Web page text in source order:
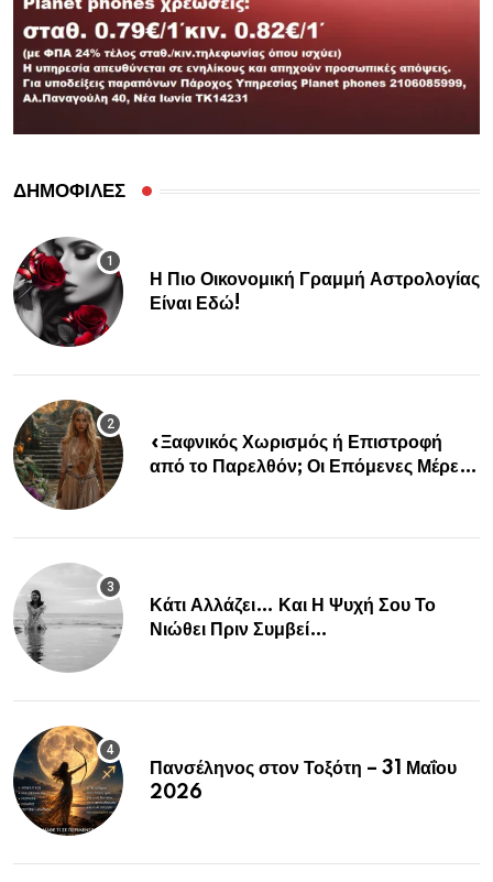
ΔΗΜΟΦΙΛΕΣ
Η Πιο Οικονομική Γραμμή Αστρολογίας
Είναι Εδώ!
«Ξαφνικός Χωρισμός ή Επιστροφή
από το Παρελθόν; Οι Επόμενες Μέρες
Κάτι Αλλάζει… Και Η Ψυχή Σου Το
Νιώθει Πριν Συμβεί…
Πανσέληνος στον Τοξότη – 31 Μαΐου
2026